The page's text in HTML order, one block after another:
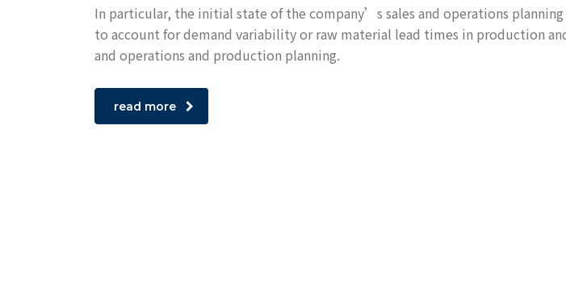
In particular, the initial state of the company’s sales and operations
to account for demand variability or raw material lead times in production
and operations and production planning.
read more